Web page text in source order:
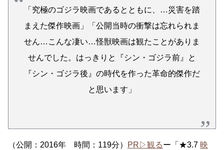
「究極のゴジラ映画であるとともに、…災害を踏
まえた傑作映画」「公開当時の衝撃は忘れられま
せん…こんな凄い…怪獣映画は観たことがありま
せんでした。はっきりと『シン・ゴジラ前』と
『シン・ゴジラ後』の時代を作った革命的傑作だ
と思います」
（公開：2016年 時間：119分） PR▷観るー「★3.7 映